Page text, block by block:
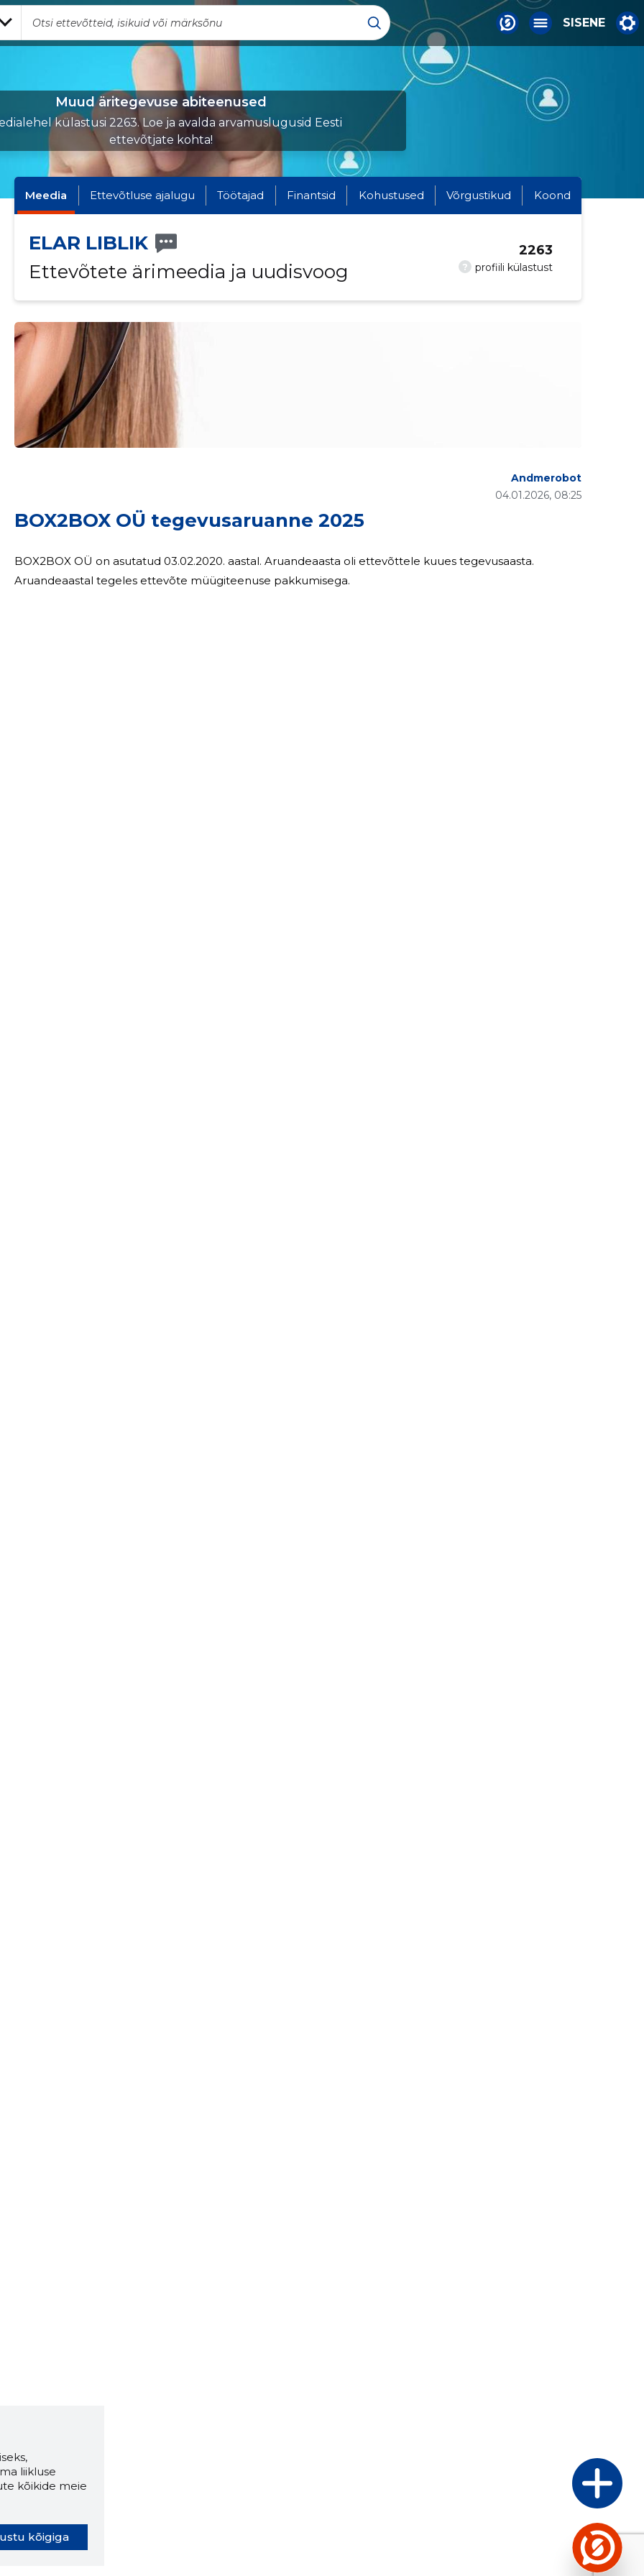
SISENE
Muud äritegevuse abiteenused
külastusi 2263. Loe ja avalda arvamuslugusid Eesti
ettevõtjate kohta!
Meedia Ettevõtluse ajalugu Töötajad Finantsid Kohustused Võrgustikud Koond
ELAR LIBLIK
Ettevõtete ärimeedia ja uudisvoog
? profiili külastust
2263
BOX2BOX OÜ tegevusaruanne 2025
04.01.2026, 08:25
Andmerobot
BOX2BOX OÜ on asutatud 03.02.2020. aastal. Aruandeaasta oli ettevõttele kuues tegevusaasta.
Aruandeaastal tegeles ettevõte müügiteenuse pakkumisega.
liikluse
kõikide meie
kõigiga